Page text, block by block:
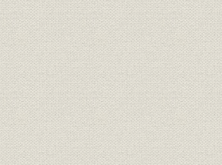
歴代役員
歴代役員